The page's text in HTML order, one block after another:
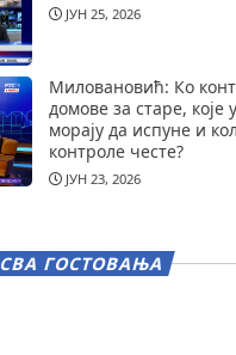
ЈУН 25, 2026
Миловановић: Ко
домове за старе, које
морају да испуне и
контроле честе?
ЈУН 23, 2026
СВА ГОСТОВАЊА